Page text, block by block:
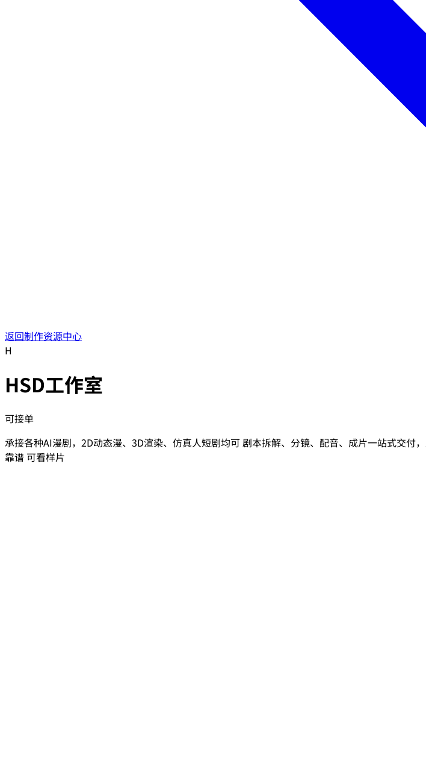
返回制作资源中心
H
HSD工作室
可接单
承接各种AI漫剧，2D动态漫、3D渲染、仿真人短剧均可 剧本拆解、分镜、配音、成片一站式交
靠谱 可看样片